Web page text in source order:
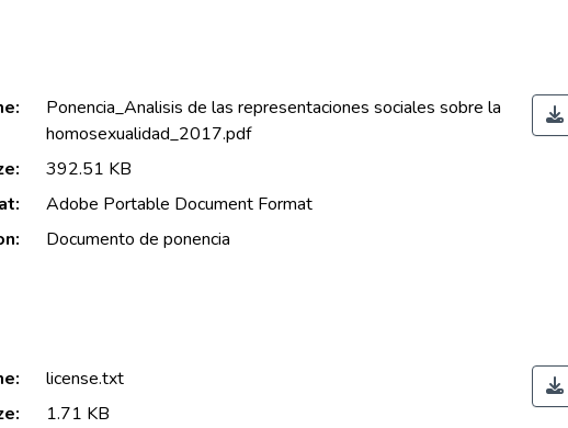
Ponencia_Analisis de las representaciones sociales sobre la
homosexualidad_2017.pdf
392.51 KB
Adobe Portable Document Format
Documento de ponencia
license.txt
1.71 KB